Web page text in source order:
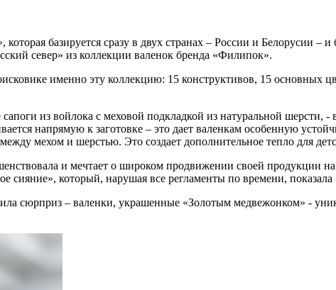
базируется сразу в двух странах – России и Белорусии –
север» из коллекции валенок бренда «Филипок».
именно эту коллекцию: 15 конструктивов, 15
из войлока с меховой подкладкой из натуральной шерсти,
напрямую к заготовке – это дает валенкам особенную
мехом и шерстью. Это создает дополнительное тепло для
и мечтает о широком продвижении своей продукции
сияние», который, нарушая все регламенты по времени,
сюрприз – валенки, украшенные «Золотым медвежонком» -